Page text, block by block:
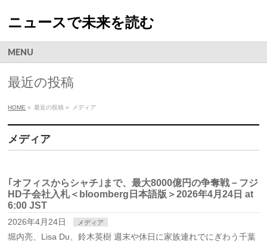
ニュースで未来を読む
MENU
最近の投稿
HOME » 最近の投稿 » メディア
メディア
｢オフィスからシャチ｣まで、最大8000億円の争奪戦－フジ
HD子会社入札＜bloomberg日本語版＞2026年4月24日 at
6:00 JST
2026年4月24日 メディア
堀内亮、Lisa Du、鈴木英樹 週末や休日に家族連れでにぎわう千葉